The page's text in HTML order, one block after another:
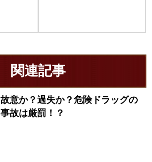
関連記事
故意か？過失か？危険ドラッグの
事故は厳罰！？